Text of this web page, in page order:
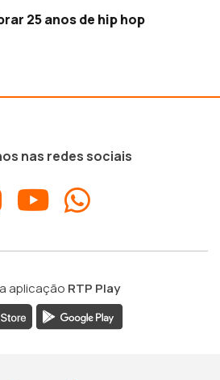
25 anos de hip hop
nas redes sociais
aplicação RTP Play